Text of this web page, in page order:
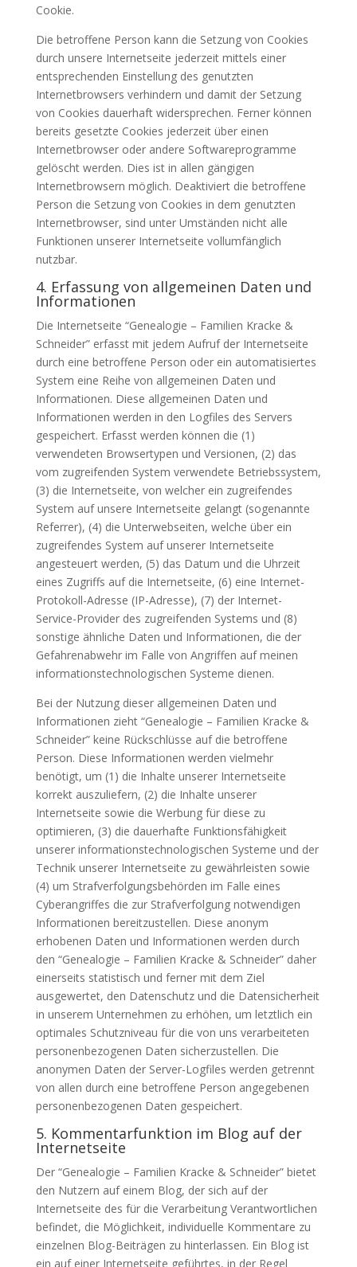
Cookie.
Die betroffene Person kann die Setzung von Cookies
durch unsere Internetseite jederzeit mittels einer
entsprechenden Einstellung des genutzten
Internetbrowsers verhindern und damit der Setzung
von Cookies dauerhaft widersprechen. Ferner können
bereits gesetzte Cookies jederzeit über einen
Internetbrowser oder andere Softwareprogramme
gelöscht werden. Dies ist in allen gängigen
Internetbrowsern möglich. Deaktiviert die betroffene
Person die Setzung von Cookies in dem genutzten
Internetbrowser, sind unter Umständen nicht alle
Funktionen unserer Internetseite vollumfänglich
nutzbar.
4. Erfassung von allgemeinen Daten und
Informationen
Die Internetseite “Genealogie – Familien Kracke &
Schneider” erfasst mit jedem Aufruf der Internetseite
durch eine betroffene Person oder ein automatisiertes
System eine Reihe von allgemeinen Daten und
Informationen. Diese allgemeinen Daten und
Informationen werden in den Logfiles des Servers
gespeichert. Erfasst werden können die (1)
verwendeten Browsertypen und Versionen, (2) das
vom zugreifenden System verwendete Betriebssystem,
(3) die Internetseite, von welcher ein zugreifendes
System auf unsere Internetseite gelangt (sogenannte
Referrer), (4) die Unterwebseiten, welche über ein
zugreifendes System auf unserer Internetseite
angesteuert werden, (5) das Datum und die Uhrzeit
eines Zugriffs auf die Internetseite, (6) eine Internet-
Protokoll-Adresse (IP-Adresse), (7) der Internet-
Service-Provider des zugreifenden Systems und (8)
sonstige ähnliche Daten und Informationen, die der
Gefahrenabwehr im Falle von Angriffen auf meinen
informationstechnologischen Systeme dienen.
Bei der Nutzung dieser allgemeinen Daten und
Informationen zieht “Genealogie – Familien Kracke &
Schneider” keine Rückschlüsse auf die betroffene
Person. Diese Informationen werden vielmehr
benötigt, um (1) die Inhalte unserer Internetseite
korrekt auszuliefern, (2) die Inhalte unserer
Internetseite sowie die Werbung für diese zu
optimieren, (3) die dauerhafte Funktionsfähigkeit
unserer informationstechnologischen Systeme und der
Technik unserer Internetseite zu gewährleisten sowie
(4) um Strafverfolgungsbehörden im Falle eines
Cyberangriffes die zur Strafverfolgung notwendigen
Informationen bereitzustellen. Diese anonym
erhobenen Daten und Informationen werden durch
den “Genealogie – Familien Kracke & Schneider” daher
einerseits statistisch und ferner mit dem Ziel
ausgewertet, den Datenschutz und die Datensicherheit
in unserem Unternehmen zu erhöhen, um letztlich ein
optimales Schutzniveau für die von uns verarbeiteten
personenbezogenen Daten sicherzustellen. Die
anonymen Daten der Server-Logfiles werden getrennt
von allen durch eine betroffene Person angegebenen
personenbezogenen Daten gespeichert.
5. Kommentarfunktion im Blog auf der
Internetseite
Der “Genealogie – Familien Kracke & Schneider” bietet
den Nutzern auf einem Blog, der sich auf der
Internetseite des für die Verarbeitung Verantwortlichen
befindet, die Möglichkeit, individuelle Kommentare zu
einzelnen Blog-Beiträgen zu hinterlassen. Ein Blog ist
ein auf einer Internetseite geführtes, in der Regel